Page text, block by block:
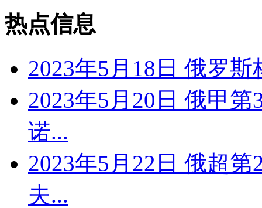
热点信息
2023年5月18日 俄罗
2023年5月20日 俄甲
诺...
2023年5月22日 俄超
夫...